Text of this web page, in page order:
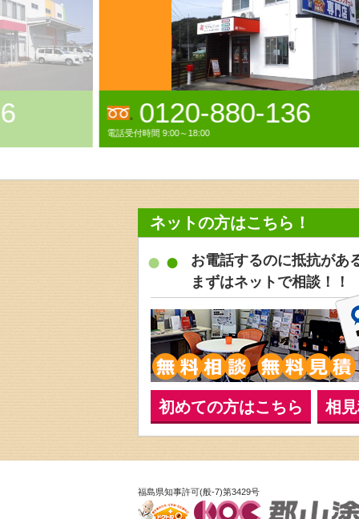
0120-38-3521
電話受付時間 9:00～18:00年中無休(GW,お盆,年末年始休業)
ネットの方はこちら！
お電話するのに抵抗があ
まずはネットで相談！！
初めての方はこちら 相
福島県知事許可(般-7)第3429号